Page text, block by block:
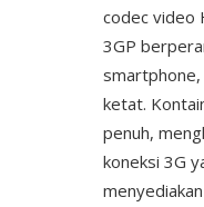
codec video
3GP
smartphone,
ketat.
penuh,
koneksi 3G